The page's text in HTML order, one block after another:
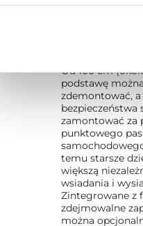
Od 100 cm
podstawę można
zdemontować, a
bezpieczeństwa
zamontować za
punktowego
temu starsze
większą
wsiadania i
Zintegrowane z
zdejmowalne
można